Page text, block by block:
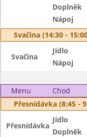
Doplněk
Nápoj
Svačina (14:30 -
Svačina
Jídlo
Nápoj
Menu Chod
Přesnídávka (8:45 -
Přesnídávka
Jídlo
Doplněk